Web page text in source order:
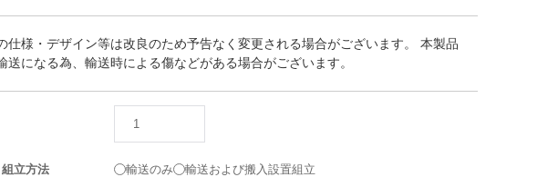
仕様・デザイン等は改良のため予告なく変更される場合がございます。 本製品
送になる為、輸送時による傷などがある場合がございます。
立方法 輸送のみ 輸送および搬入設置組立